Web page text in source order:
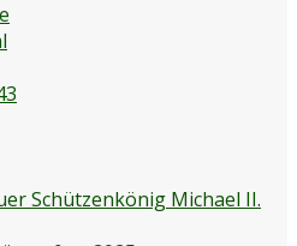
Schützenkönig Michael II.